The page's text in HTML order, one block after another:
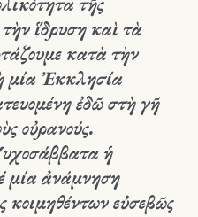
ἵδρυση καὶ τὰ
κατὰ τὴν
μία Ἐκκλησία
ἐδῶ στὴ γῆ
οὐρανούς.
ἡ
μία ἀνάμνηση
κοιμηθέντων εὐσεβῶς